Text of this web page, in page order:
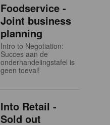
Foodservice -
Joint business
planning
Intro to Negotiation:
Succes aan de
onderhandelingstafel is
geen toeval!
Into Retail -
Sold out